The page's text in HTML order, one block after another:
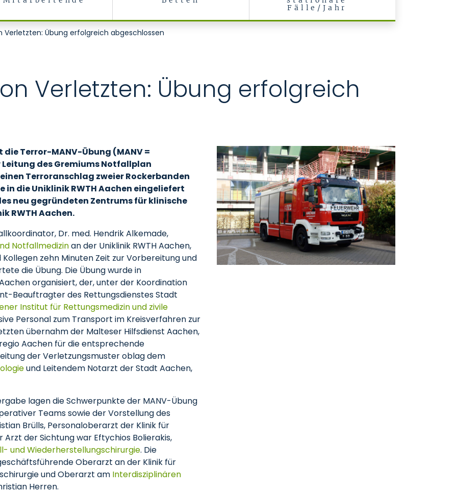
Fälle/Jahr
Verletzten: Übung erfolgreich abgeschlossen
Verletzten: Übung erfolgreich
die Terror-MANV-Übung (MANV =
des Gremiums Notfallplan
Terroranschlag zweier Rockerbanden
die Uniklinik RWTH Aachen eingeliefert
neu gegründeten Zentrums für klinische
RWTH Aachen.
Dr. med. Hendrik Alkemade,
Notfallmedizinan der Uniklinik RWTH Aachen,
zehn Minuten Zeit zur Vorbereitung und
die Übung. Die Übung wurde in
organisiert, der, unter der Koordination
Beauftragter des Rettungsdienstes Stadt
Institut für Rettungsmedizin und zivile
Personal zum Transport im Kreisverfahren zur
übernahm der Malteser Hilfsdienst Aachen,
Aachen für die entsprechende
der Verletzungsmuster oblag dem
und Leitendem Notarzt der Stadt Aachen,
lagen die Schwerpunkte der MANV-Übung
Teams sowie der Vorstellung des
Brülls, Personaloberarzt der Klinik für
der Sichtung war Eftychios Bolierakis,
und Wiederherstellungschirurgie. Die
Oberarzt an der Klinik für
und Oberarzt am Interdisziplinären
Herren.